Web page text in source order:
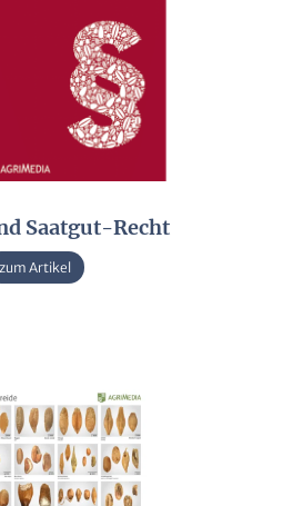
Saatgut-Recht
zum Artikel